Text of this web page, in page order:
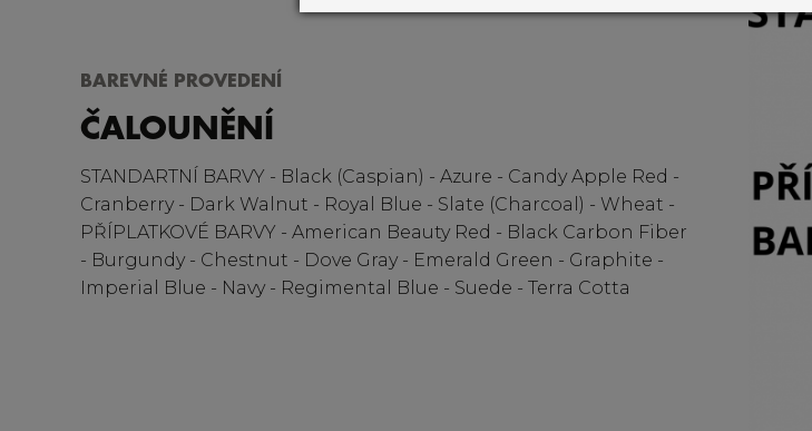
BAREVNÉ PROVEDENÍ
ČALOUNĚNÍ
STANDARTNÍ BARVY - Black (Caspian) - Azure - Candy Apple Red -
Cranberry - Dark Walnut - Royal Blue - Slate (Charcoal) - Wheat -
PŘÍPLATKOVÉ BARVY - American Beauty Red - Black Carbon Fiber
- Burgundy - Chestnut - Dove Gray - Emerald Green - Graphite -
Imperial Blue - Navy - Regimental Blue - Suede - Terra Cotta